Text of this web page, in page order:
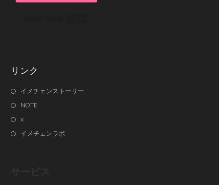
リンク
イメチェンストーリー
NOTE
x
イメチェンラボ